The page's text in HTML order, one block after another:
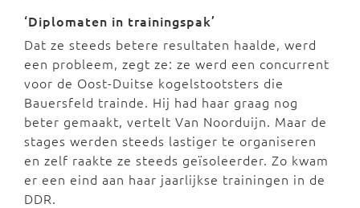
‘Diplomaten in trainingspak’
Dat ze steeds betere resultaten haalde, werd
een probleem, zegt ze: ze werd een concurrent
voor de Oost-Duitse kogelstootsters die
Bauersfeld trainde. Hij had haar graag nog
beter gemaakt, vertelt Van Noorduijn. Maar de
stages werden steeds lastiger te organiseren
en zelf raakte ze steeds geïsoleerder. Zo kwam
er een eind aan haar jaarlijkse trainingen in de
DDR.